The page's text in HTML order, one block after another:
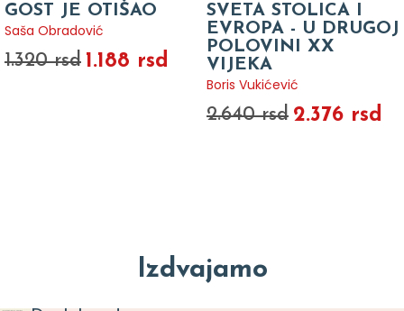
GOST JE OTIŠAO
Saša Obradović
1.320 rsd 1.188 rsd
SVETA STOLICA I
EVROPA - U DRUGOJ
POLOVINI XX
VIJEKA
Boris Vukićević
2.640 rsd 2.376 rsd
Izdvajamo